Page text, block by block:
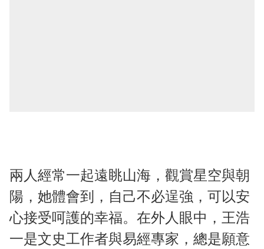
兩人經常一起遠眺山海，觀賞星空與朝
陽，她體會到，自己不必逞強，可以安
心接受呵護的幸福。在外人眼中，王浩
一是文史工作者與易經專家，總是願意